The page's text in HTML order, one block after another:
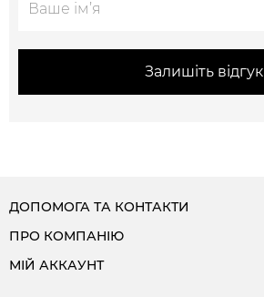
Залишіть відгук
ДОПОМОГА ТА КОНТАКТИ
ПРО КОМПАНІЮ
МІЙ АККАУНТ